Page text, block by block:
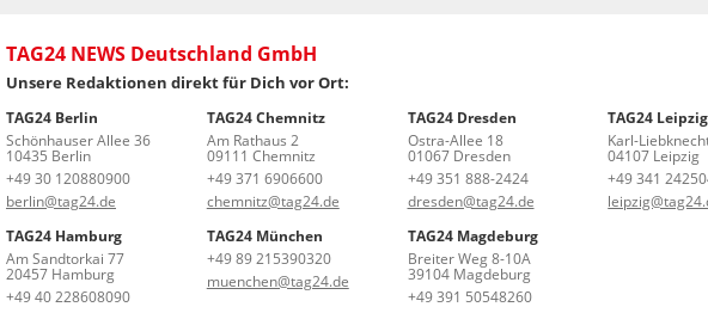
TAG24 NEWS Deutschland GmbH
Unsere Redaktionen direkt für Dich vor Ort:
TAG24 Berlin
Schönhauser Allee 36
10435 Berlin
+49 30 120880900
berlin@tag24.de
TAG24 Chemnitz
Am Rathaus 2
09111 Chemnitz
+49 371 6906600
chemnitz@tag24.de
TAG24 Dresden
Ostra-Allee 18
01067 Dresden
+49 351 888-2424
dresden@tag24.de
TAG24 Leipzig
Karl-
04107 Leipzig
+49 341
TAG24 Hamburg
Am Sandtorkai 77
20457 Hamburg
+49 40 228608090
TAG24 München
+49 89 215390320
muenchen@tag24.de
TAG24 Magdeburg
Breiter Weg 8-10A
39104 Magdeburg
+49 391 50548260